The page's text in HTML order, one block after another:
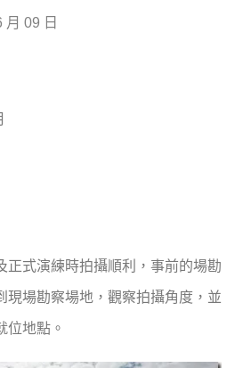
月 09 日
正式演練時拍攝順利，事前的場勘
現場勘察場地，觀察拍攝角度，並
位地點。